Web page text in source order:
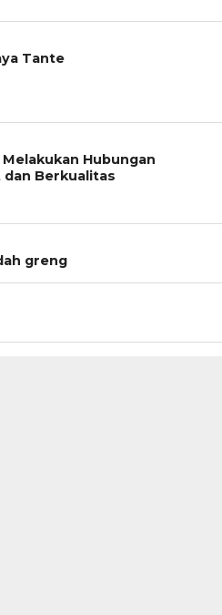
Tante
Hubungan
dan Berkualitas
greng